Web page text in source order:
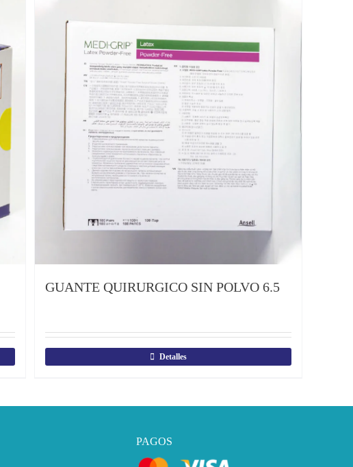
GUANTE QUIRURGICO SIN POLVO 6.5
Detalles
PAGOS